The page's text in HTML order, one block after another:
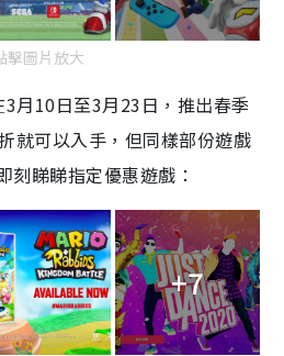
擊圖片放大
3月10日至3月23日 ， 推出春季
就可以入手， 但同樣部份遊戲
刻睇睇指定優惠遊戲：
+7